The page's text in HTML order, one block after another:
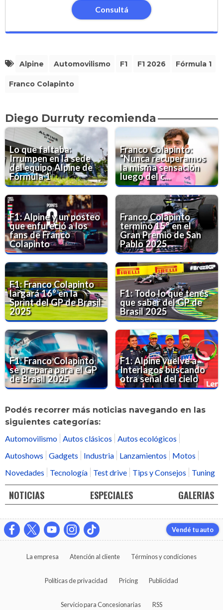
Consultá
Alpine Automovilismo F1 F1 2026 Fórmula 1
Franco Colapinto
Diego Durruty recomienda
Lo que faltaba:
Irrumpen en la sede
del equipo Alpine de
Fórmula 1
Franco Colapinto:
“Nunca recuperamos
la misma sensación
luego del c...
F1: Alpine y un posteo
que enfureció a los
fans de Franco
Colapinto
Franco Colapinto
terminó 15° en el
Gran Premio de San
Pablo 2025
F1: Franco Colapinto
largará 16° en la
Sprint del GP de Brasil
2025
F1: Todo lo que tenés
que saber del GP de
Brasil 2025
F1: Franco Colapinto
se prepara para el GP
de Brasil 2025
F1: Alpine vuelve a
Interlagos buscando
otra señal del cielo
Podés recorrer más noticias navegando en las
siguientes categorías:
Automovilismo Autos clásicos
Autos ecológicos
Autoshows
Gadgets Industria Lanzamientos
Motos
Novedades
Tecnología Test drive Tips y Consejos Tuning
NOTICIAS ESPECIALES GALERIAS
Vendé tu auto
La empresa Atención al cliente Términos y condiciones
Políticas de privacidad Pricing Publicidad
Servicio para Concesionarias RSS